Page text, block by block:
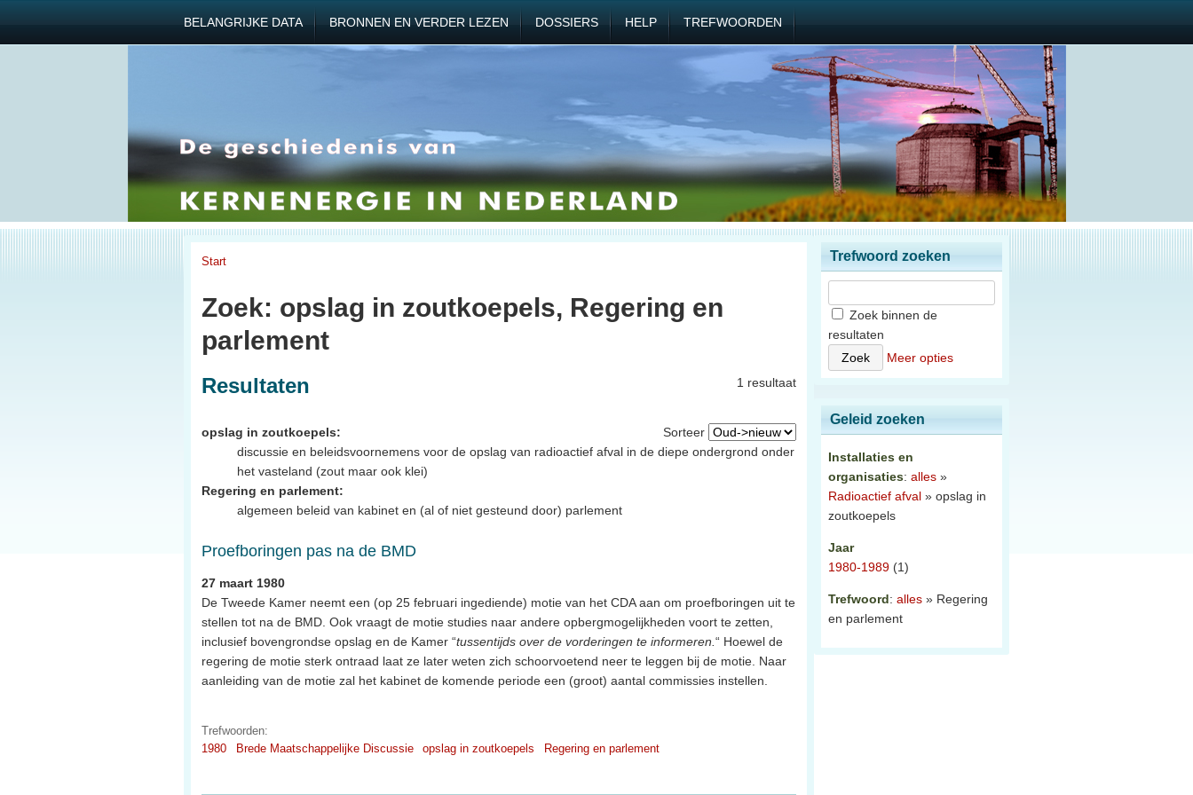
BELANGRIJKE DATA BRONNEN EN VERDER LEZEN DOSSIERS HELP TREFWOORDEN
Start
Zoek: opslag in zoutkoepels, Regering en
parlement
1 resultaat
Resultaten
Sorteer
opslag in zoutkoepels:
discussie en beleidsvoornemens voor de opslag van radioactief afval in de diepe ondergrond onder
het vasteland (zout maar ook klei)
Regering en parlement:
algemeen beleid van kabinet en (al of niet gesteund door) parlement
Proefboringen pas na de BMD
27 maart 1980
De Tweede Kamer neemt een (op 25 februari ingediende) motie van het CDA aan om proefboringen uit te
stellen tot na de BMD. Ook vraagt de motie studies naar andere opbergmogelijkheden voort te zetten,
inclusief bovengrondse opslag en de Kamer “tussentijds over de vorderingen te informeren. “ Hoewel de
regering de motie sterk ontraad laat ze later weten zich schoorvoetend neer te leggen bij de motie. Naar
aanleiding van de motie zal het kabinet de komende periode een (groot) aantal commissies instellen.
Trefwoorden:
1980
Brede Maatschappelijke Discussie opslag in zoutkoepels Regering en parlement
Trefwoord zoeken
Zoek binnen de
resultaten
Meer opties
Geleid zoeken
Installaties en
organisaties: alles »
Radioactief afval » opslag in
zoutkoepels
Jaar
1980-1989 (1)
Trefwoord: alles » Regering
en parlement